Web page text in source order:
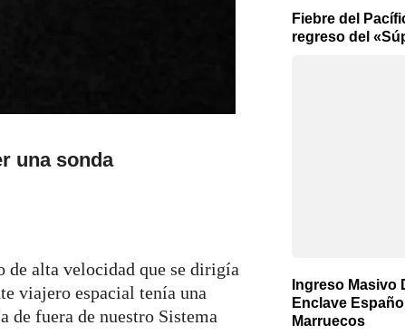
una sonda
de alta velocidad que se dirigía
viajero espacial tenía una
de fuera de nuestro Sistema
Fiebre del
regreso del
Ingreso Masivo
Enclave
Marruecos